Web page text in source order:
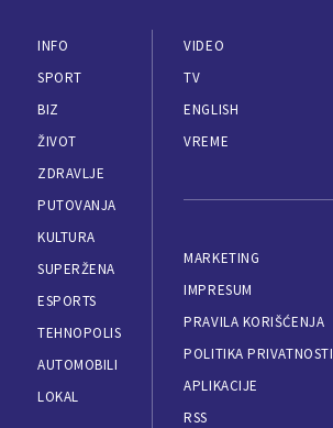
INFO
SPORT
BIZ
ŽIVOT
ZDRAVLJE
PUTOVANJA
KULTURA
SUPERŽENA
ESPORTS
TEHNOPOLIS
AUTOMOBILI
LOKAL
VIDEO
TV
ENGLISH
VREME
MARKETING
IMPRESUM
PRAVILA KORIŠĆENJA
POLITIKA PRIVATNOSTI
APLIKACIJE
RSS